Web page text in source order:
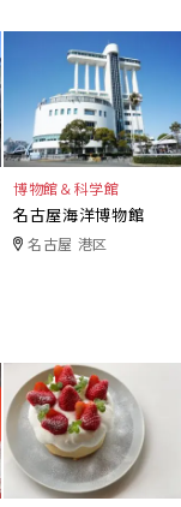
博物館＆科学館
名古屋海洋博物館
名古屋 港区